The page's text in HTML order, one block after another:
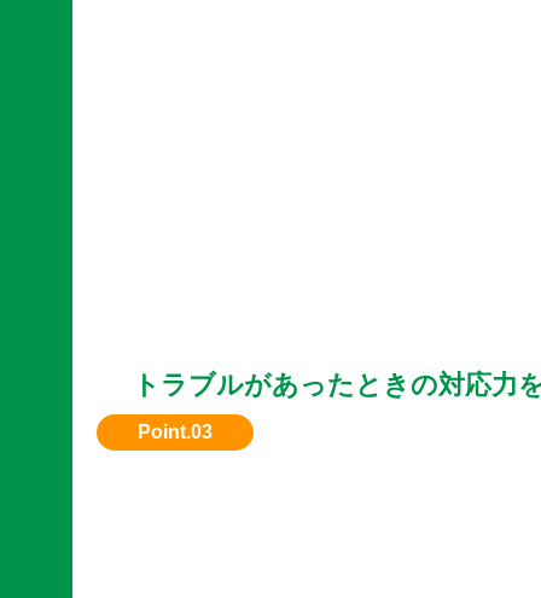
トラブルがあったときの対応力
何か問題があった際のサポート体制も重要で